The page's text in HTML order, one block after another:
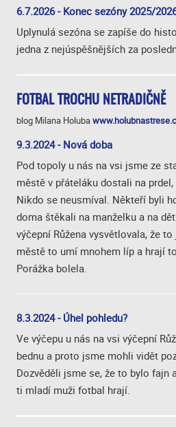
6.7.2026 - Konec sezóny 2025/
Uplynulá sezóna se zapíše do
jedna z nejúspěšnějších za
FOTBAL TROCHU NETRADIČNĚ
blog Milana Holuba
9.3.2024 - Nová doba
Pod topoly u nás na vsi jsme ze
městě v přáteláku dostali na
Nikdo se neusmíval. Někteří byli
doma štěkali na manželku a na
výčepní Růžena vysvětlovala, že
městě to umí mnohem líp a hrají
Porážka bolela.
8.3.2024 - Úhel pohledu?
Ve výčepu u nás na vsi výčepní
bednu a proto jsme mohli vidět
Dozvěděli jsme se, že to bylo fajn
ti mladí muži fotbal hrají.